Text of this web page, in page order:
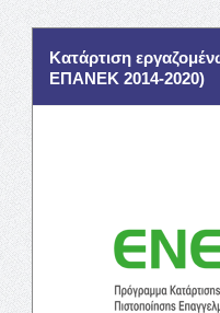
Κατάρτιση
ΕΠΑΝΕΚ 2014-2020)